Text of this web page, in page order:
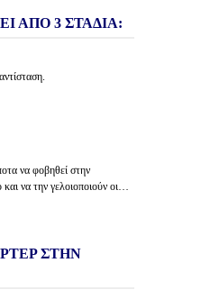
ΑΠΟ 3 ΣΤΑΔΙΑ:
να φοβηθεί στην
να την γελοιοποιούν οι…
ΣΤΗΝ